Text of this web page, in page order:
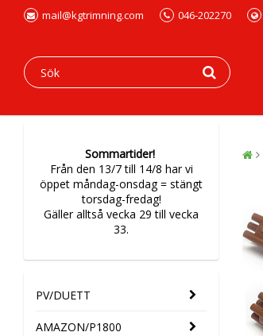
mail@kgtrimning.com 046-202270
Sommartider!
Från den 13/7 till 14/8 har vi
öppet måndag-onsdag = stängt
torsdag-fredag!
Gäller alltså vecka 29 till vecka
33.
PV/DUETT
AMAZON/P1800